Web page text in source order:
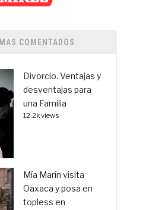
MAS COMENTADOS
Divorcio. Ventajas y
desventajas para
una Familia
12.2k views
Mía Marín visita
Oaxaca y posa en
topless en